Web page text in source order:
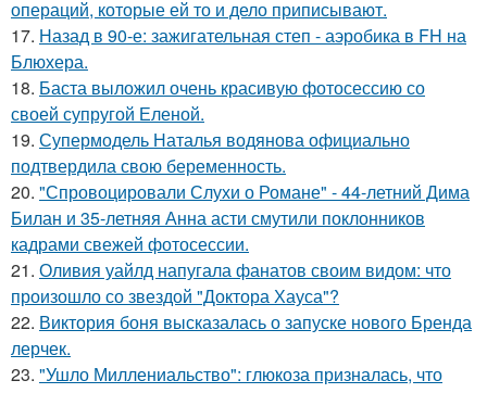
операций, которые ей то и дело приписывают.
17. Назад в 90-е: зажигательная степ - аэробика в FH на
Блюхера.
18. Баста выложил очень красивую фотосессию со
своей супругой Еленой.
19. Супермодель Наталья водянова официально
подтвердила свою беременность.
20. "Спровоцировали Слухи о Романе" - 44-летний Дима
Билан и 35-летняя Анна асти смутили поклонников
кадрами свежей фотосессии.
21. Оливия уайлд напугала фанатов своим видом: что
произошло со звездой "Доктора Хауса"?
22. Виктория боня высказалась о запуске нового Бренда
лерчек.
23. "Ушло Миллениальство": глюкоза призналась, что